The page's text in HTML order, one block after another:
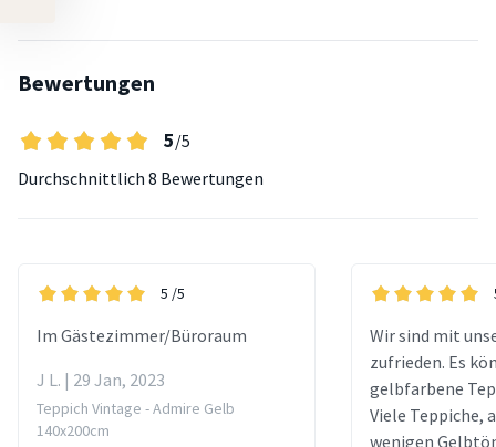
Bewertungen
5/5
Durchschnittlich 8 Bewertungen
5 /5
Im Gästezimmer/Büroraum
J L. | 29 Jan, 2023
Teppich Vintage - Admire Gelb
140x200cm
Wir sind mit
zufrieden. Es
gelbfarbene
Viele Teppiche,
wenigen